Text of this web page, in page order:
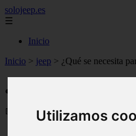
Utilizamos
solojeep.es
☰
Inicio
Inicio > jeep > ¿Qué se necesita
¿Qué se necesita
📅 09/07/2025